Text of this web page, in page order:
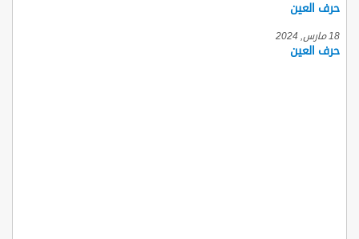
حرف العين
18 مارس, 2024
حرف العين